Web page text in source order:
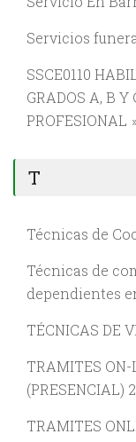
Servicios
SSCE0110
GRADOS A, B
PROFESIONAL
T
Técnicas de
Técnicas de
dependientes
TÉCNICAS DE
TRAMITES
(PRESENCIAL)
TRAMITES